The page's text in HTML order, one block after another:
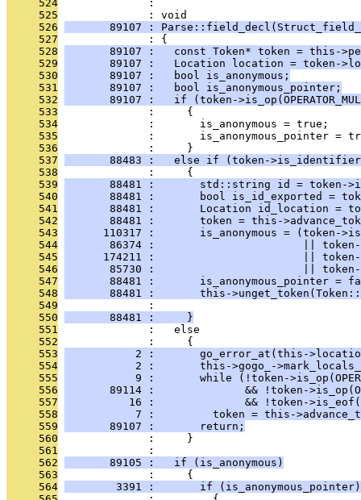
     524
              :
     525
              : void
     526
89107 :
     527
              : {
     528
89107 :   const Token* token = this-
     529
89107 :   Location location = token-
     530
       89107 :   bool is_anonymous;
     531
       89107 :   bool is_anonymous_pointer;
     532
89107 :   if (token-
     533
              :     {
     534
              :       is_anonymous = true;
     535
:       is_anonymous_pointer =
     536
              :     }
     537
88483 :   else if (token-
     538
              :     {
     539
88481 :       std::string id = token-
     540
88481 :       bool is_id_exported =
     541
88481 :       Location id_location =
     542
88481 :       token = this-
     543
110317 :       is_anonymous = (token-
     544
86374 :                       ||
     545
174211 :                       ||
     546
85730 :                       ||
     547
88481 :       is_anonymous_pointer =
     548
88481 :       this-
     549
:
     550
       88481 :     }
     551
              :   else
     552
              :     {
     553
2 :       go_error_at(this-
     554
2 :       this->gogo_-
     555
9 :       while (!token-
     556
89114 :              && !token-
     557
16 :              && !token-
     558
7 :         token = this-
     559
       89107 :       return;
     560
              :     }
     561
              :
     562
       89105 :   if (is_anonymous)
     563
              :     {
     564
        3391 :       if (is_anonymous_pointer)